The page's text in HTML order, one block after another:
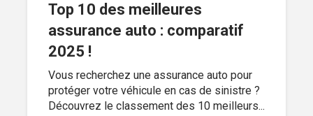
Top 10 des meilleures
assurance auto : comparatif
2025 !
Vous recherchez une assurance auto pour
protéger votre véhicule en cas de sinistre ?
Découvrez le classement des 10 meilleurs...